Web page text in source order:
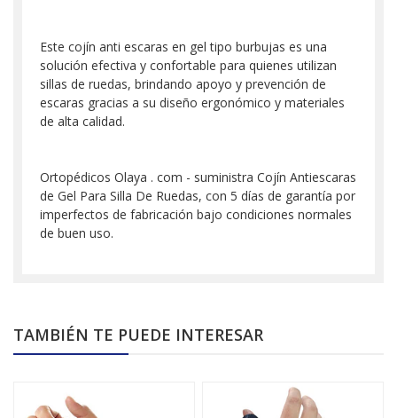
Este cojín anti escaras en gel tipo burbujas es una
solución efectiva y confortable para quienes utilizan
sillas de ruedas, brindando apoyo y prevención de
escaras gracias a su diseño ergonómico y materiales
de alta calidad.
Ortopédicos Olaya . com - suministra Cojín Antiescaras
de Gel Para Silla De Ruedas, con 5 días de garantía por
imperfectos de fabricación bajo condiciones normales
de buen uso.
TAMBIÉN TE PUEDE INTERESAR